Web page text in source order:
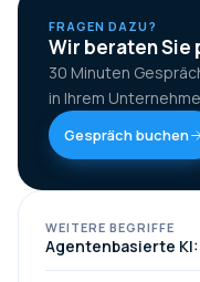
FRAGEN DAZU?
Wir beraten Sie
30 Minuten
in Ihrem
Gespräch buchen
WEITERE BEGRIFFE
Agentenbasierte